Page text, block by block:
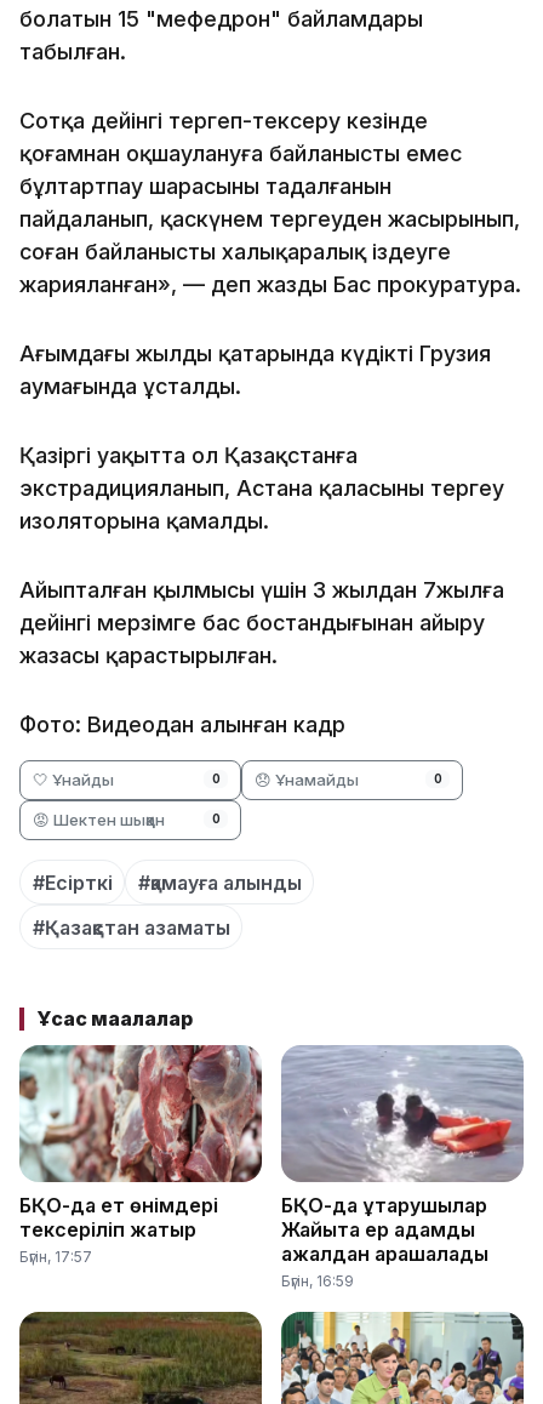
болатын 15 "мефедрон" байламдары
табылған.
Сотқа дейінгі тергеп-тексеру кезінде
қоғамнан оқшаулануға байланысты емес
бұлтартпау шарасының таңдалғанын
пайдаланып, қаскүнем тергеуден жасырынып,
соған байланысты халықаралық іздеуге
жарияланған», — деп жазды Бас прокуратура.
Ағымдағы жылдың қаңтарында күдікті Грузия
аумағында ұсталды.
Қазіргі уақытта ол Қазақстанға
экстрадицияланып, Астана қаласының тергеу
изоляторына қамалды.
Айыпталған қылмысы үшін 3 жылдан 7жылға
дейінгі мерзімге бас бостандығынан айыру
жазасы қарастырылған.
Фото: Видеодан алынған кадр
🤍 Ұнайды 0 😞 Ұнамайды 0
😡 Шектен шыққан 0
#Есірткі
#қамауға алынды
#Қазақстан азаматы
Ұқсас мақалалар
БҚО-да ет өнімдері
тексеріліп жатыр
Бүгін, 17:57
БҚО-да құтқарушылар
Жайықта ер адамды
ажалдан арашалады
Бүгін, 16:59